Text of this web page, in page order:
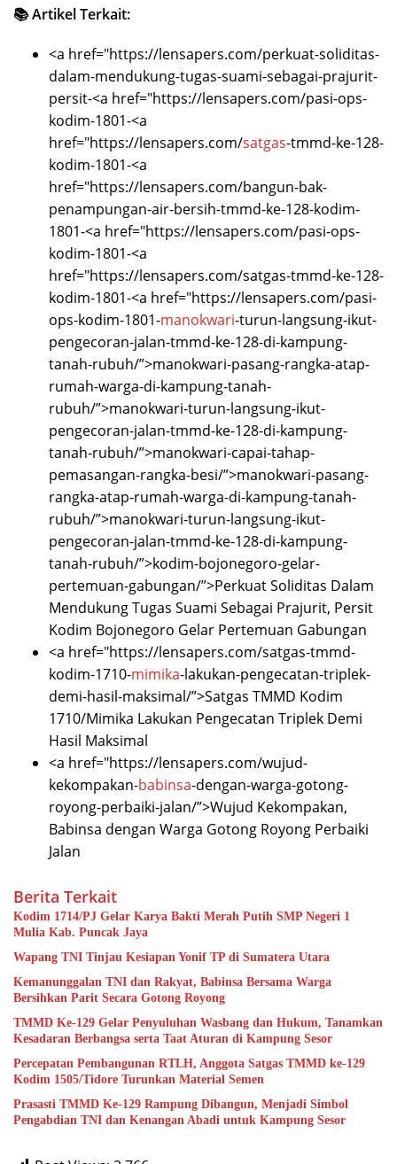
📚 Artikel Terkait:
<a href="https://lensapers.com/perkuat-soliditas-
dalam-mendukung-tugas-suami-sebagai-prajurit-
persit-<a href="https://lensapers.com/pasi-ops-
kodim-1801-<a
href="https://lensapers.com/satgas-tmmd-ke-128-
kodim-1801-<a
href="https://lensapers.com/bangun-bak-
penampungan-air-bersih-tmmd-ke-128-kodim-
1801-<a href="https://lensapers.com/pasi-ops-
kodim-1801-<a
href="https://lensapers.com/satgas-tmmd-ke-128-
kodim-1801-<a href="https://lensapers.com/pasi-
ops-kodim-1801-manokwari-turun-langsung-ikut-
pengecoran-jalan-tmmd-ke-128-di-kampung-
tanah-rubuh/”>manokwari-pasang-rangka-atap-
rumah-warga-di-kampung-tanah-
rubuh/”>manokwari-turun-langsung-ikut-
pengecoran-jalan-tmmd-ke-128-di-kampung-
tanah-rubuh/”>manokwari-capai-tahap-
pemasangan-rangka-besi/”>manokwari-pasang-
rangka-atap-rumah-warga-di-kampung-tanah-
rubuh/”>manokwari-turun-langsung-ikut-
pengecoran-jalan-tmmd-ke-128-di-kampung-
tanah-rubuh/”>kodim-bojonegoro-gelar-
pertemuan-gabungan/”>Perkuat Soliditas Dalam
Mendukung Tugas Suami Sebagai Prajurit, Persit
Kodim Bojonegoro Gelar Pertemuan Gabungan
<a href="https://lensapers.com/satgas-tmmd-
kodim-1710-mimika-lakukan-pengecatan-triplek-
demi-hasil-maksimal/”>Satgas TMMD Kodim
1710/Mimika Lakukan Pengecatan Triplek Demi
Hasil Maksimal
<a href="https://lensapers.com/wujud-
kekompakan-babinsa-dengan-warga-gotong-
royong-perbaiki-jalan/”>Wujud Kekompakan,
Babinsa dengan Warga Gotong Royong Perbaiki
Jalan
Berita Terkait
Kodim 1714/PJ Gelar Karya Bakti Merah Putih SMP Negeri 1
Mulia Kab. Puncak Jaya
Wapang TNI Tinjau Kesiapan Yonif TP di Sumatera Utara
Kemanunggalan TNI dan Rakyat, Babinsa Bersama Warga
Bersihkan Parit Secara Gotong Royong
TMMD Ke-129 Gelar Penyuluhan Wasbang dan Hukum, Tanamkan
Kesadaran Berbangsa serta Taat Aturan di Kampung Sesor
Percepatan Pembangunan RTLH, Anggota Satgas TMMD ke-129
Kodim 1505/Tidore Turunkan Material Semen
Prasasti TMMD Ke-129 Rampung Dibangun, Menjadi Simbol
Pengabdian TNI dan Kenangan Abadi untuk Kampung Sesor